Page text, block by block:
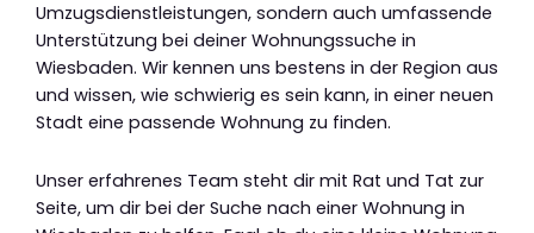
Umzugsdienstleistungen, sondern auch umfassende
Unterstützung bei deiner Wohnungssuche in
Wiesbaden. Wir kennen uns bestens in der Region aus
und wissen, wie schwierig es sein kann, in einer neuen
Stadt eine passende Wohnung zu finden.
Unser erfahrenes Team steht dir mit Rat und Tat zur
Seite, um dir bei der Suche nach einer Wohnung in